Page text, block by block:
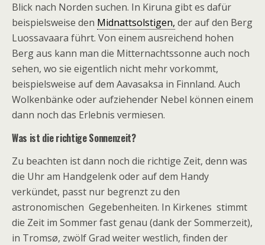
Blick nach Norden suchen. In Kiruna gibt es dafür
beispielsweise den Midnattsolstigen, der auf den Berg
Luossavaara führt. Von einem ausreichend hohen
Berg aus kann man die Mitternachtssonne auch noch
sehen, wo sie eigentlich nicht mehr vorkommt,
beispielsweise auf dem Aavasaksa in Finnland. Auch
Wolkenbänke oder aufziehender Nebel können einem
dann noch das Erlebnis vermiesen.
Was ist die richtige Sonnenzeit?
Zu beachten ist dann noch die richtige Zeit, denn was
die Uhr am Handgelenk oder auf dem Handy
verkündet, passt nur begrenzt zu den
astronomischen Gegebenheiten. In Kirkenes stimmt
die Zeit im Sommer fast genau (dank der Sommerzeit),
in Tromsø, zwölf Grad weiter westlich, finden der